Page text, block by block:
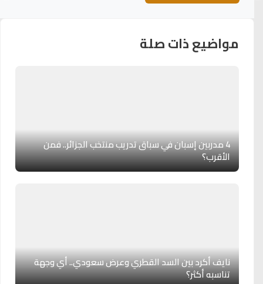
مواضيع ذات صلة
4 مدربين إسبان في سباق تدريب منتخب الجزائر.. فمن
الأقرب؟
نايف أكرد بين السد القطري وعرض سعودي.. أي وجهة
تناسبه أكثر؟